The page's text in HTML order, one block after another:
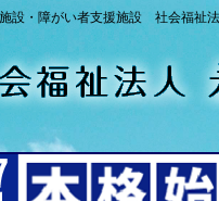
設・障がい者支援施設 社会福祉